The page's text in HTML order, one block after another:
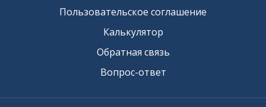
Пользовательское соглашение
Калькулятор
Обратная связь
Вопрос-ответ